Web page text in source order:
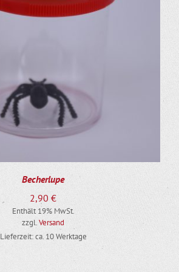
Becherlupe
2,90 €
Enthält 19% MwSt.
zzgl.Versand
Lieferzeit: ca. 10 Werktage